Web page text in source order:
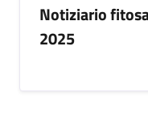
Notiziario
2025